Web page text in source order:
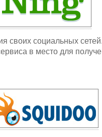
своих социальных
в место для